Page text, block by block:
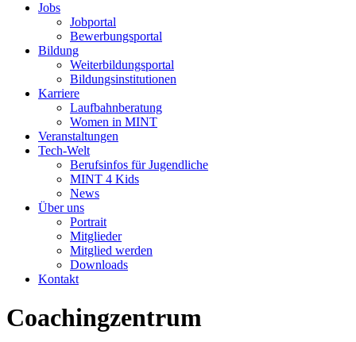
Jobs
Jobportal
Bewerbungsportal
Bildung
Weiterbildungsportal
Bildungsinstitutionen
Karriere
Laufbahnberatung
Women in MINT
Veranstaltungen
Tech-Welt
Berufsinfos für Jugendliche
MINT 4 Kids
News
Über uns
Portrait
Mitglieder
Mitglied werden
Downloads
Kontakt
Coachingzentrum